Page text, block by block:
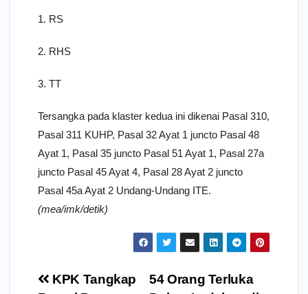
1. RS
2. RHS
3. TT
Tersangka pada klaster kedua ini dikenai Pasal 310,
Pasal 311 KUHP, Pasal 32 Ayat 1 juncto Pasal 48
Ayat 1, Pasal 35 juncto Pasal 51 Ayat 1, Pasal 27a
juncto Pasal 45 Ayat 4, Pasal 28 Ayat 2 juncto
Pasal 45a Ayat 2 Undang-Undang ITE.
(mea/imk/detik)
Navigasi
54 Orang Terluka
KPK Tangkap